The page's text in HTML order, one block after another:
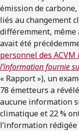
émission de
liés au changement
différemment, même
avait été
personnel des ACVM
l’information fournie
« Rapport »), un
78 émetteurs a
aucune information
climatique et 22 %
l’information